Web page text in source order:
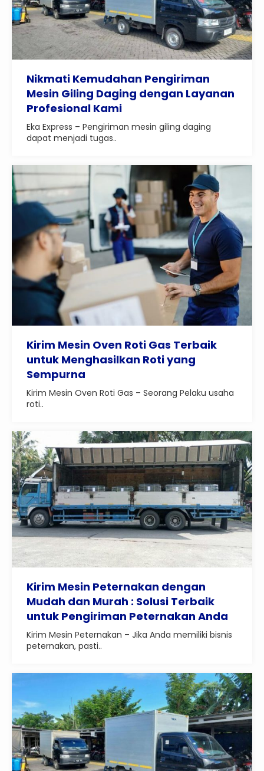
Nikmati Kemudahan Pengiriman
Mesin Giling Daging dengan Layanan
Profesional Kami
Eka Express – Pengiriman mesin giling daging
dapat menjadi tugas..
Kirim Mesin Oven Roti Gas Terbaik
untuk Menghasilkan Roti yang
Sempurna
Kirim Mesin Oven Roti Gas – Seorang Pelaku usaha
roti..
Kirim Mesin Peternakan dengan
Mudah dan Murah : Solusi Terbaik
untuk Pengiriman Peternakan Anda
Kirim Mesin Peternakan – Jika Anda memiliki bisnis
peternakan, pasti..